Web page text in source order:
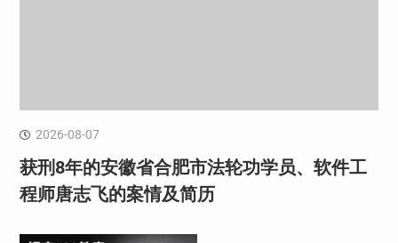
2026-08-07
获刑8年的安徽省合肥市法轮功学员、软件工
程师唐志飞的案情及简历